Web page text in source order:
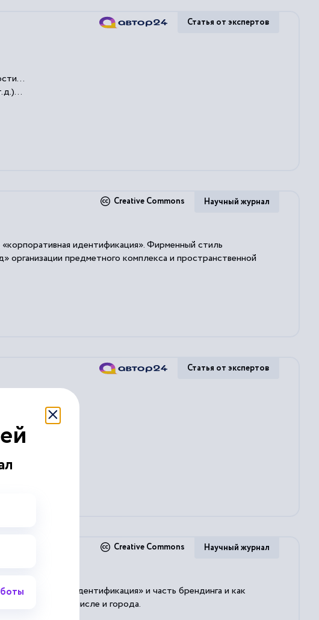
Статья от экспертов
идентификация». Фирменный стиль
предметного комплекса и пространственной
Creative Commons Научный журнал
цвет...
Статья от экспертов
идентификация» и часть брендинга и как
среды в том числе и города.
Creative Commons Научный журнал